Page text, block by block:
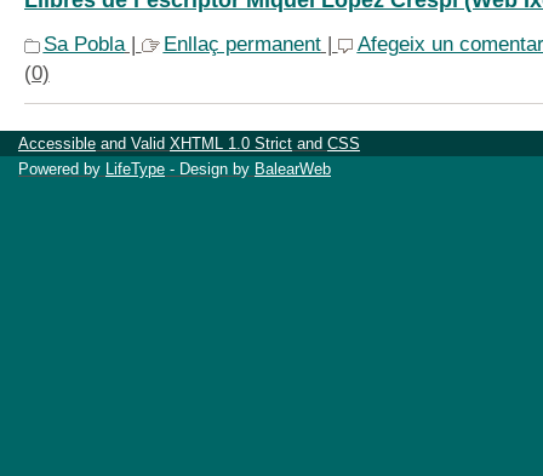
Sa Pobla| Enllaç permanent|
Afegeix un
(0)
Accessible and Valid XHTML 1.0 Strict and CSS
Powered by LifeType - Design by BalearWeb